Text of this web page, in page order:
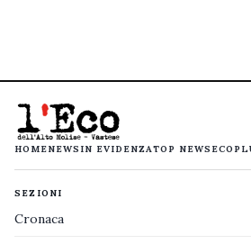
HOMENEWS IN EVIDENZATOP NEWS
SEZIONI
Cronaca